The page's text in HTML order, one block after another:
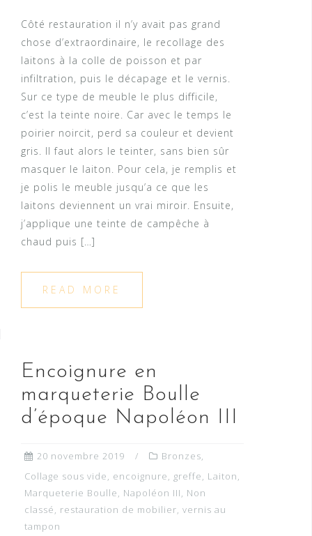
Côté restauration il n’y avait pas grand
chose d’extraordinaire, le recollage des
laitons à la colle de poisson et par
infiltration, puis le décapage et le vernis.
Sur ce type de meuble le plus difficile,
c’est la teinte noire. Car avec le temps le
poirier noircit, perd sa couleur et devient
gris. Il faut alors le teinter, sans bien sûr
masquer le laiton. Pour cela, je remplis et
je polis le meuble jusqu’a ce que les
laitons deviennent un vrai miroir. Ensuite,
j’applique une teinte de campêche à
chaud puis […]
READ MORE
Encoignure en
marqueterie Boulle
d’époque Napoléon III
20 novembre 2019 Bronzes,
Collage sous vide, encoignure, greffe, Laiton,
Marqueterie Boulle, Napoléon III, Non
classé, restauration de mobilier, vernis au
tampon